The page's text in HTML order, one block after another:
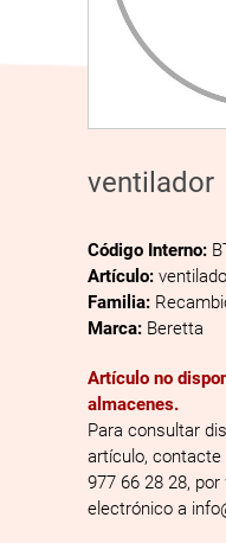
ventilador
Código Interno:
Artículo:
Familia:
Marca: Beretta
Artículo no
almacenes.
Para consultar
artículo, contacte
977 66 28 28,
electrónico a